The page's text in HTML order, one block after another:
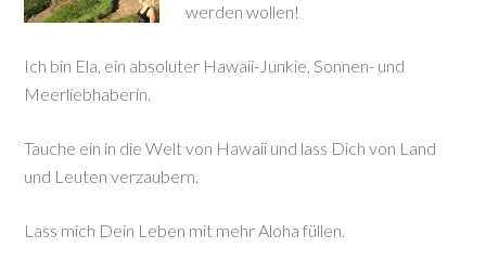
werden wollen!
Ich bin Ela, ein absoluter Hawaii-Junkie, Sonnen- und
Meerliebhaberin.
Tauche ein in die Welt von Hawaii und lass Dich von Land
und Leuten verzaubern.
Lass mich Dein Leben mit mehr Aloha füllen.